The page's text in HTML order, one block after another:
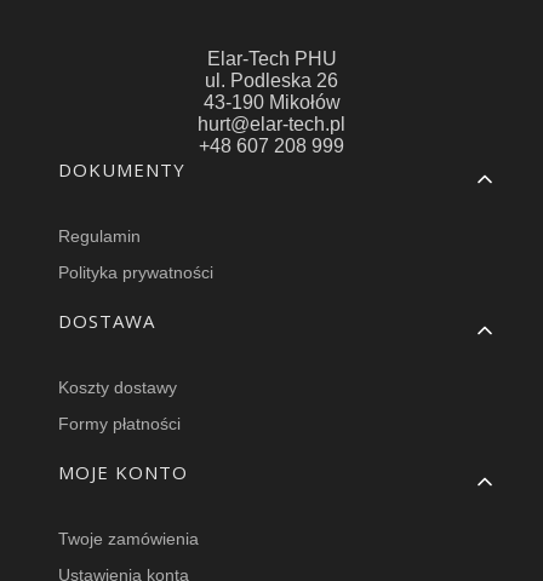
Elar-Tech PHU
ul. Podleska 26
43-190 Mikołów
hurt@elar-tech.pl
+48 607 208 999
Linki w stopce
DOKUMENTY
Regulamin
Polityka prywatności
DOSTAWA
Koszty dostawy
Formy płatności
MOJE KONTO
Twoje zamówienia
Ustawienia konta